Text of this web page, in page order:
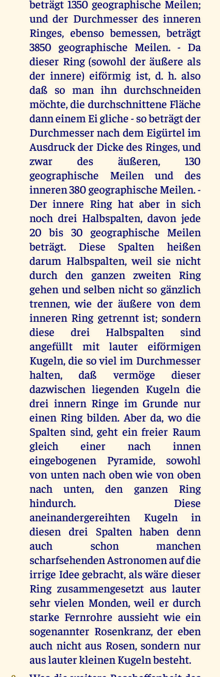
beträgt 1350 geographische Meilen;
und der Durchmesser des inneren
Ringes, ebenso bemessen, beträgt
3850 geographische Meilen. - Da
dieser Ring (sowohl der äußere als
der innere) eiförmig ist, d. h. also
daß so man ihn durchschneiden
möchte, die durchschnittene Fläche
dann einem Ei gliche - so beträgt der
Durchmesser nach dem Eigürtel im
Ausdruck der Dicke des Ringes, und
zwar des äußeren, 130
geographische Meilen und des
inneren 380 geographische Meilen. -
Der innere Ring hat aber in sich
noch drei Halbspalten, davon jede
20 bis 30 geographische Meilen
beträgt. Diese Spalten heißen
darum Halbspalten, weil sie nicht
durch den ganzen zweiten Ring
gehen und selben nicht so gänzlich
trennen, wie der äußere von dem
inneren Ring getrennt ist; sondern
diese drei Halbspalten sind
angefüllt mit lauter eiförmigen
Kugeln, die so viel im Durchmesser
halten, daß vermöge dieser
dazwischen liegenden Kugeln die
drei innern Ringe im Grunde nur
einen Ring bilden. Aber da, wo die
Spalten sind, geht ein freier Raum
gleich einer nach innen
eingebogenen Pyramide, sowohl
von unten nach oben wie von oben
nach unten, den ganzen Ring
hindurch. Diese
aneinandergereihten Kugeln in
diesen drei Spalten haben denn
auch schon manchen
scharfsehenden Astronomen auf die
irrige Idee gebracht, als wäre dieser
Ring zusammengesetzt aus lauter
sehr vielen Monden, weil er durch
starke Fernrohre aussieht wie ein
sogenannter Rosenkranz, der eben
auch nicht aus Rosen, sondern nur
aus lauter kleinen Kugeln besteht.